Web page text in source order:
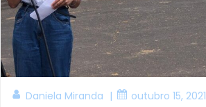
Daniela Miranda | outubro 15, 2021